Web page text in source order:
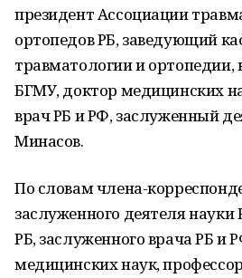
президент Ассоциации
ортопедов РБ, заведующий
травматологии и ортопедии,
БГМУ, доктор медицинских
врач РБ и РФ, заслуженный
Минасов.
По словам члена-
заслуженного деятеля
РБ, заслуженного врача РБ и
медицинских наук,